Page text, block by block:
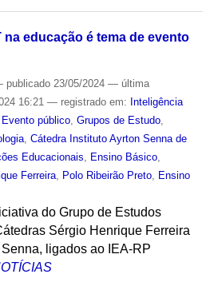
na educação é tema de evento
publicado23/05/2024 — última
16:21 — registrado em: Inteligência
Evento público, Grupos de Estudo,
, Cátedra Instituto Ayrton Senna de
Educacionais
Ensino Básico,
Ferreira, Polo Ribeirão Preto,
Ensino
do Grupo de Estudos
Sérgio Henrique Ferreira
ligados ao IEA-RP